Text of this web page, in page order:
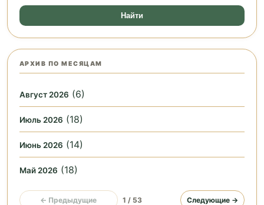
Найти
АРХИВ ПО МЕСЯЦАМ
Август 2026 (6)
Июль 2026 (18)
Июнь 2026 (14)
Май 2026 (18)
← Предыдущие 1 / 53 Следующие →